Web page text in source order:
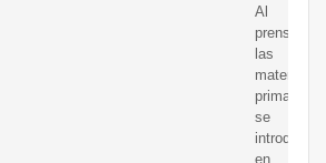
Al
prensar,
las
materias
primas
se
introducen
en